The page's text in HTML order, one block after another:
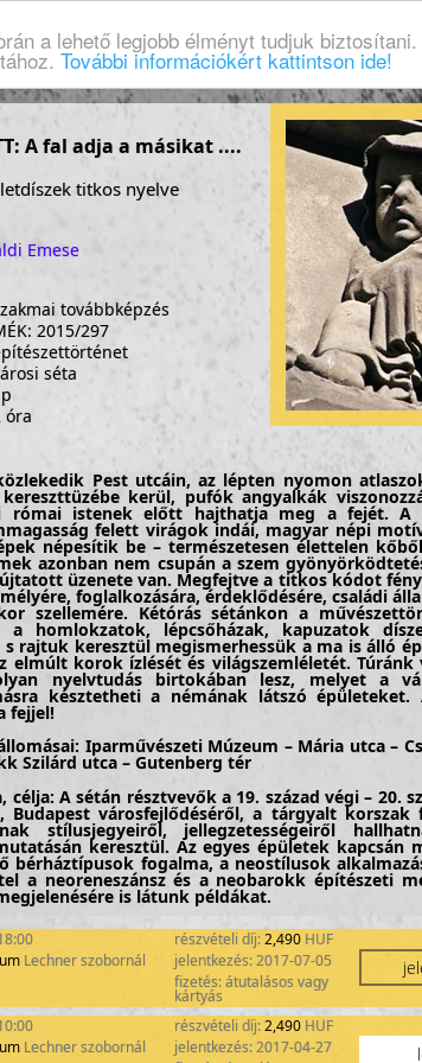
a lehető legjobb élményt tudjuk
További információkért kattintson ide!
A fal adja a másikat ....
titkos nyelve
Emese
továbbképzés
2015/297
séta
óra
Pest utcáin, az lépten nyomon
kerül, pufók angyalkák
római istenek előtt hajthatja meg a fejét. A
felett virágok indái, magyar népi
népesítik be – természetesen élettelen
azonban nem csupán a szem
üzenete van. Megfejtve a titkos kódot
foglalkozására, érdeklődésére, családi
szellemére. Kétórás sétánkon a
a homlokzatok, lépcsőházak, kapuzatok
rajtuk keresztül megismerhessük a ma is álló
elmúlt korok ízlését és világszemléletét. Túránk
nyelvtudás birtokában lesz, melyet a
késztetheti a némának látszó
fejjel!
Iparművészeti Múzeum – Mária utca –
Szilárd utca – Gutenberg tér
célja: A sétán résztvevők a 19. század végi – 20.
Budapest városfejlődéséről, a tárgyalt korszak
stílusjegyeiről, jellegzetességeiről
keresztül. Az egyes épületek kapcsán
bérháztípusok fogalma, a neostílusok
a neoreneszánsz és a neobarokk építészeti
is látunk példákat.
az épületek homlokzati díszítései
(a túrán rendelkezésre állnak, de lehet hozni
s amelyek nem ritkán tartalommal bírnak –
a funkció vonatkozásában.
kialakulásának története – ezen belül
– azért is fontos és érdekes, a mai
mert segít megérteni a Budapest
részvételi díj:2,490 HUF
Lechner szobornál
jelentkezés: 2017-07-05
fizetés: átutalásos vagy
kártyás
részvételi díj:2,490 HUF
Lechner szobornál
jelentkezés: 2017-04-27